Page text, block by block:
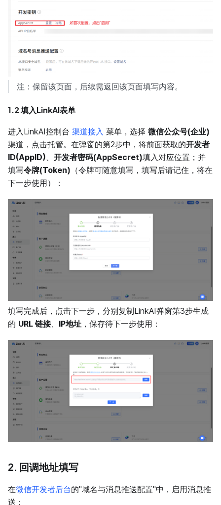
注：保留该页面，后续需返回该页面填写内容。
1.2 填入LinkAI表单
进入LinkAI控制台 渠道接入 菜单，选择 微信公众号(企业)
渠道，点击托管。在弹窗的第2步中，将前面获取的开发者
ID(AppID)
开发者密码(AppSecret)填入对应位置；并
填写令牌(Token) （令牌可随意填写，填写后请记住，将在
下一步使用）：
填写完成后，点击下一步，分别复制LinkAI弹窗第3步生成
的 URL 链接、 IP地址 ，保存待下一步使用：
2. 回调地址填写
在微信开发者后台的"域名与消息推送配置"中，启用消息推
送：